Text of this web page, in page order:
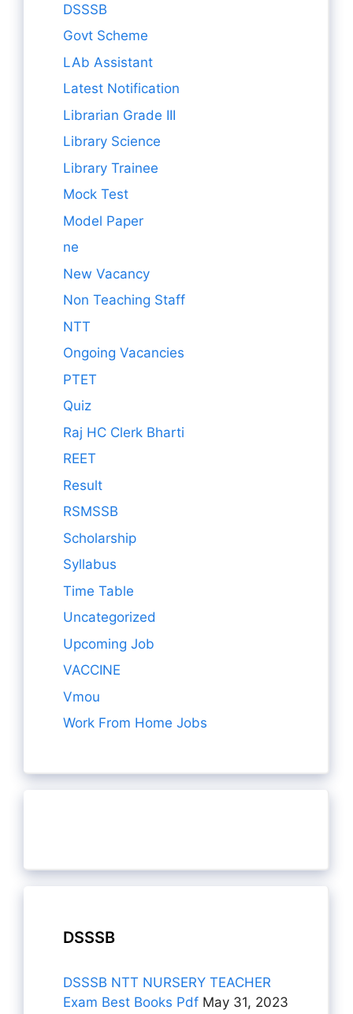
DSSSB
Govt Scheme
LAb Assistant
Latest Notification
Librarian Grade III
Library Science
Library Trainee
Mock Test
Model Paper
ne
New Vacancy
Non Teaching Staff
NTT
Ongoing Vacancies
PTET
Quiz
Raj HC Clerk Bharti
REET
Result
RSMSSB
Scholarship
Syllabus
Time Table
Uncategorized
Upcoming Job
VACCINE
Vmou
Work From Home Jobs
DSSSB
DSSSB NTT NURSERY TEACHER
Exam Best Books Pdf May 31, 2023